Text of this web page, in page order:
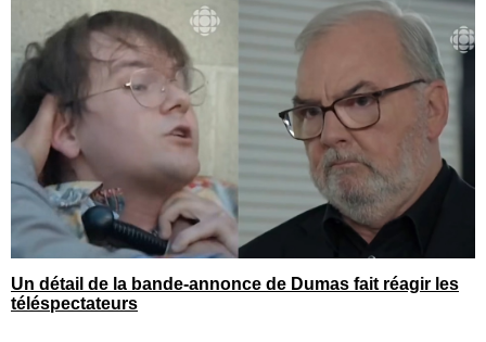
Un détail de la bande-annonce de Dumas fait réagir les
téléspectateurs